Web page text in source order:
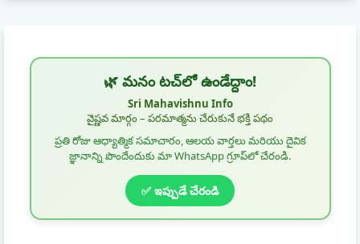
🌿 మనం టచ్‌లో ఉండేద్దాం!
Sri Mahavishnu Info
వైష్ణవ మార్గం – పరమాత్మను చేరుకునే భక్తి పథం
ప్రతి రోజు ఆధ్యాత్మిక సమాచారం, ఆలయ వార్తలు మరియు దైవిక
జ్ఞానాన్ని పొందేందుకు మా WhatsApp గ్రూప్‌లో చేరండి.
✅ ఇప్పుడే చేరండి